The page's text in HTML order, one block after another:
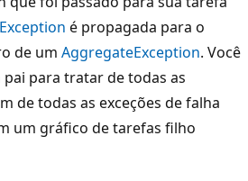
é propagada para o
de um AggregateException. Você
para tratar de todas as
de todas as exceções de falha
um gráfico de tarefas filho